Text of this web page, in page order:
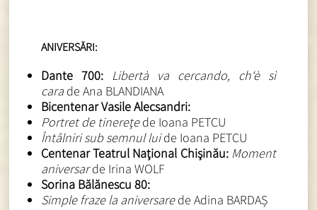
ANIVERSĂRI:
Dante 700: Libertà va cercando, ch‘è sì
cara de Ana BLANDIANA
Bicentenar Vasile Alecsandri:
Portret de tinereţede Ioana PETCU
Întâlniri sub semnul luide Ioana PETCU
Centenar Teatrul Naţional Chişinău: Moment
aniversarde Irina WOLF
Sorina Bălănescu 80:
Simple fraze la aniversarede Adina BARDAȘ